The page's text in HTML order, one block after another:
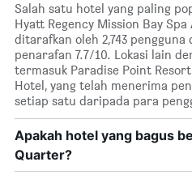
Salah satu hotel yang paling
Hyatt Regency Mission Bay
ditarafkan oleh 2,743
penarafan 7.7/10. Lokasi lain
termasuk Paradise Point
Hotel, yang telah menerima
setiap satu daripada para
Apakah hotel yang bagus
Quarter?